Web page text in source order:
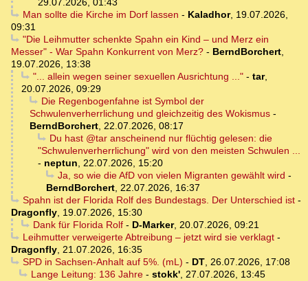
29.07.2026, 01:43
Man sollte die Kirche im Dorf lassen - Kaladhor, 19.07.2026,
09:31
"Die Leihmutter schenkte Spahn ein Kind – und Merz ein
Messer" - War Spahn Konkurrent von Merz? - BerndBorchert,
19.07.2026, 13:38
"... allein wegen seiner sexuellen Ausrichtung ..."- tar,
20.07.2026, 09:29
Die Regenbogenfahne ist Symbol der
Schwulenverherrlichung und gleichzeitig des Wokismus -
BerndBorchert, 22.07.2026, 08:17
Du hast @tar anscheinend nur flüchtig gelesen: die
"Schwulenverherrlichung" wird von den meisten Schwulen ...
- neptun, 22.07.2026, 15:20
Ja, so wie die AfD von vielen Migranten gewählt wird -
BerndBorchert, 22.07.2026, 16:37
Spahn ist der Florida Rolf des Bundestags. Der Unterschied ist-
Dragonfly, 19.07.2026, 15:30
Dank für Florida Rolf- D-Marker, 20.07.2026, 09:21
Leihmutter verweigerte Abtreibung – jetzt wird sie verklagt-
Dragonfly, 21.07.2026, 16:35
SPD in Sachsen-Anhalt auf 5%. (mL) - DT, 26.07.2026, 17:08
Lange Leitung: 136 Jahre- stokk', 27.07.2026, 13:45